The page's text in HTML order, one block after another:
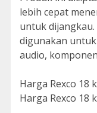
lebih cepat
untuk
digunakan
audio,
Harga Rexco 18
Harga Rexco 18